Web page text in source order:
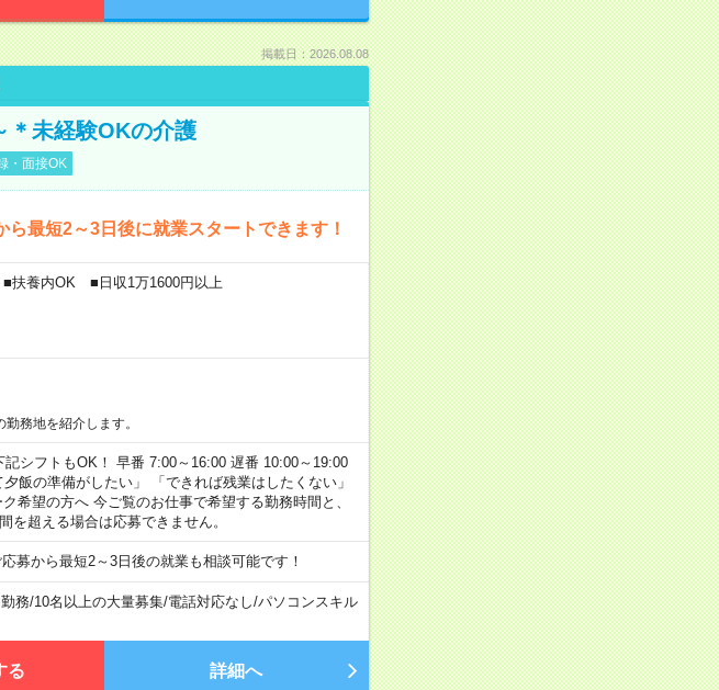
掲載日：2026.08.08
＊未経験OKの介護
・面接OK
最短2～3日後に就業スタートできます！
扶養内OK ■日収1万1600円以上
務地を紹介します。
シフトもOK！ 早番 7:00～16:00 遅番 10:00～19:00
飯の準備がしたい」 「できれば残業はしたくない」
希望の方へ 今ご覧のお仕事で希望する勤務時間と、
を超える場合は応募できません。
募から最短2～3日後の就業も相談可能です！
務/10名以上の大量募集/電話対応なし/パソコンスキル
る 詳細へ